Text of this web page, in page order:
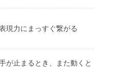
現力にまっすぐ繋がる
が止まるとき、また動くと